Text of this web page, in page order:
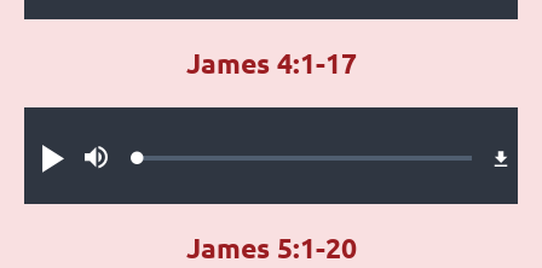
Play MuteLoaded:
James 4:1-17
James 5:1-20